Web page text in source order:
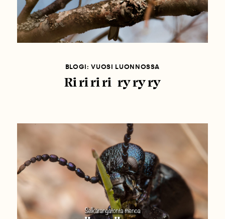
BLOGI: VUOSI LUONNOSSA
Ri ri ri ri ry ry ry